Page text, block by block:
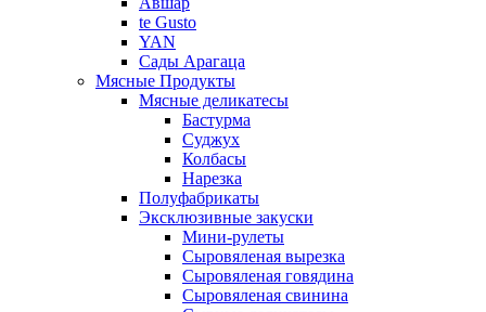
te Gusto
YAN
Сады Арагаца
Мясные Продукты
Мясные деликатесы
Бастурма
Суджух
Колбасы
Нарезка
Полуфабрикаты
Эксклюзивные закуски
Мини-рулеты
Сыровяленая вырезка
Сыровяленая говядина
Сыровяленая свинина